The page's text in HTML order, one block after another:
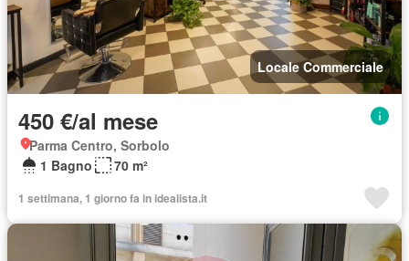
Locale Commerciale
450 €/al mese
Parma Centro, Sorbolo
1 Bagno
70 m²
1 settimana, 1 giorno fa in idealista.it